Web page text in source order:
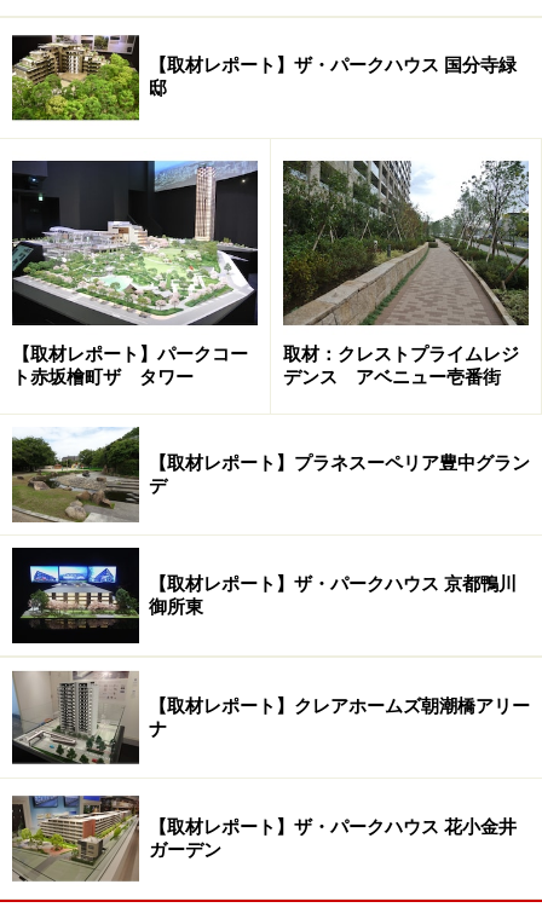
【取材レポート】ザ・パークハウス 国分寺緑
邸
【取材レポート】パークコー
ト赤坂檜町ザ タワー
取材：クレストプライムレジ
デンス アベニュー壱番街
【取材レポート】プラネスーペリア豊中グラン
デ
【取材レポート】ザ・パークハウス 京都鴨川
御所東
【取材レポート】クレアホームズ朝潮橋アリー
ナ
【取材レポート】ザ・パークハウス 花小金井
ガーデン